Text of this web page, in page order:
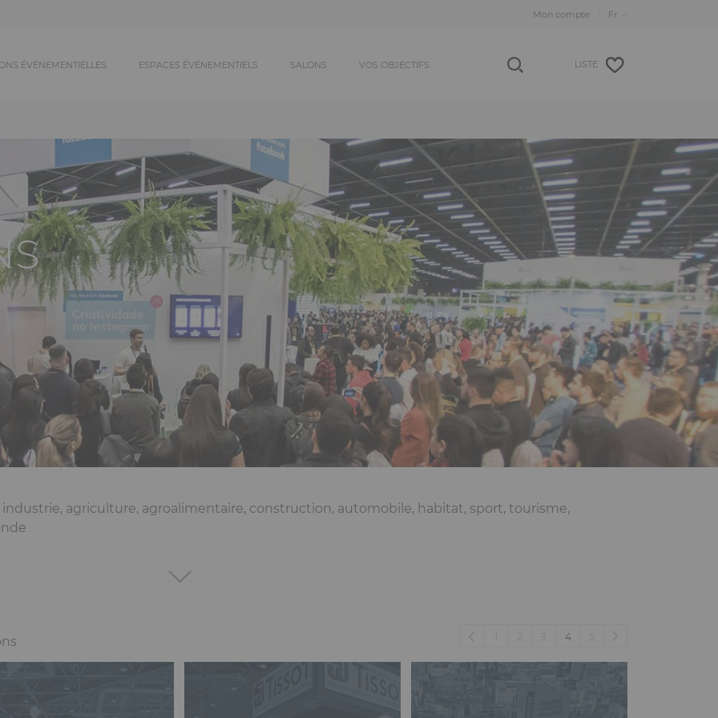
Mon compte
ÉVÉNEMENTIELLES ESPACES ÉVÉNEMENTIELS SALONS VOS OBJECTIFS LISTE
industrie, agriculture, agroalimentaire, construction, automobile, habitat, sport, tourisme,
et grand public en France et à l’international.
salons pour rassembler des communautés & filières
grands secteurs économiques (industrie, bâtiment, culture et loisirs, habitat,
et distribution…) avec des filières fortes comme la mode et textile,
4(current)